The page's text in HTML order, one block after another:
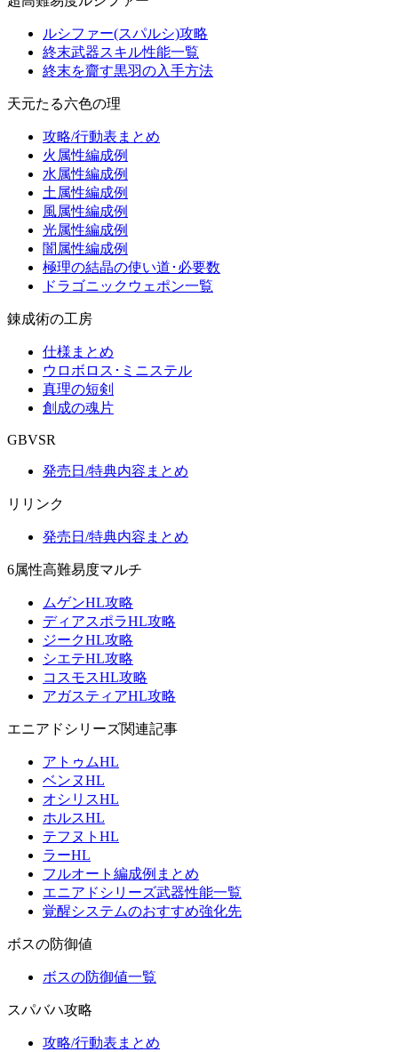
ルシファー(スパルシ)攻略
終末武器スキル性能一覧
終末を齎す黒羽の入手方法
天元たる六色の理
攻略/行動表まとめ
火属性編成例
水属性編成例
土属性編成例
風属性編成例
光属性編成例
闇属性編成例
極理の結晶の使い道･必要数
ドラゴニックウェポン一覧
錬成術の工房
仕様まとめ
ウロボロス･ミニステル
真理の短剣
創成の魂片
GBVSR
発売日/特典内容まとめ
リリンク
発売日/特典内容まとめ
6属性高難易度マルチ
ムゲンHL攻略
ディアスポラHL攻略
ジークHL攻略
シエテHL攻略
コスモスHL攻略
アガスティアHL攻略
エニアドシリーズ関連記事
アトゥムHL
ベンヌHL
オシリスHL
ホルスHL
テフヌトHL
ラーHL
フルオート編成例まとめ
エニアドシリーズ武器性能一覧
覚醒システムのおすすめ強化先
ボスの防御値
ボスの防御値一覧
スパバハ攻略
攻略/行動表まとめ